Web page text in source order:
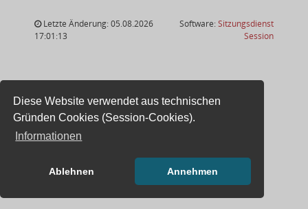
Diese Website verwendet aus technischen
Gründen Cookies (Session-Cookies).
Informationen
Ablehnen Annehmen
Letzte Änderung: 05.08.2026
17:01:13
Software:Sitzungsdienst
Session(Wird in